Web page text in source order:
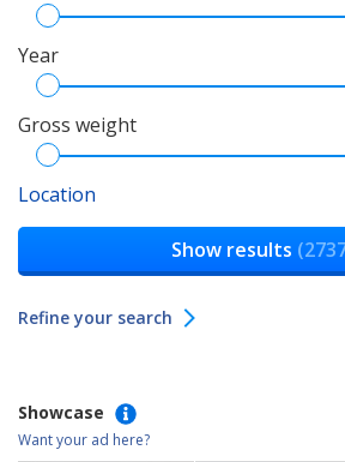
Year
Gross weight
Location
Show results
Refine your search
Showcase
Want your ad here?